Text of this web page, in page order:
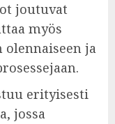
joutuvat
myös
ja
erityisesti
jossa